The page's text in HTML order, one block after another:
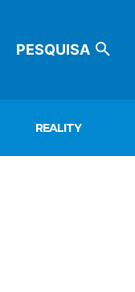
PESQUISA
REALITY